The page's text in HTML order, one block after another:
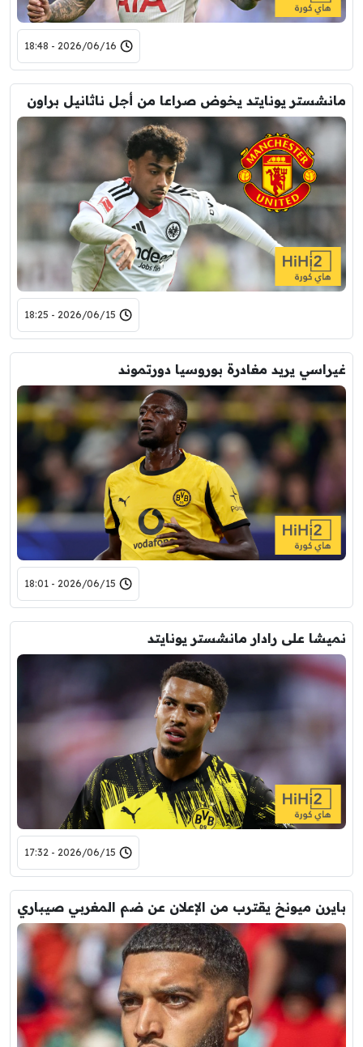
2026/06/16 - 18:48
مانشستر يونايتد يخوض صراعا من أجل ناثانيل براون
2026/06/15 - 18:25
غيراسي يريد مغادرة بوروسيا دورتموند
2026/06/15 - 18:01
نميشا على رادار مانشستر يونايتد
2026/06/15 - 17:32
بايرن ميونخ يقترب من الإعلان عن ضم المغربي صيباري